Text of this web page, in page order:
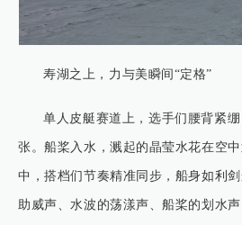
寿湖之上，力与美瞬间“定格”
单人皮艇赛道上，选手们腰背紧
张。船桨入水，溅起的晶莹水花在空
中，搭档们节奏精准同步，船身如利
助威声、水波的荡漾声、船桨的划水